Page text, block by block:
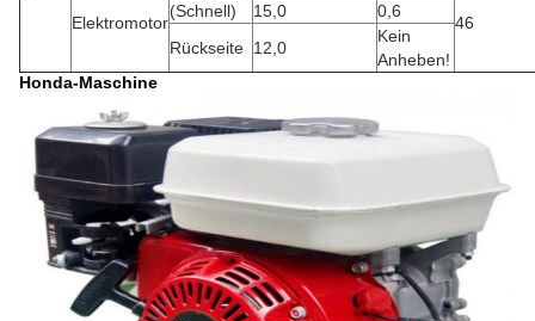
Elektromotor
46
(Schnell) 15,0
0,6
Rückseite 12,0
Kein
Anheben!
Honda-Maschine